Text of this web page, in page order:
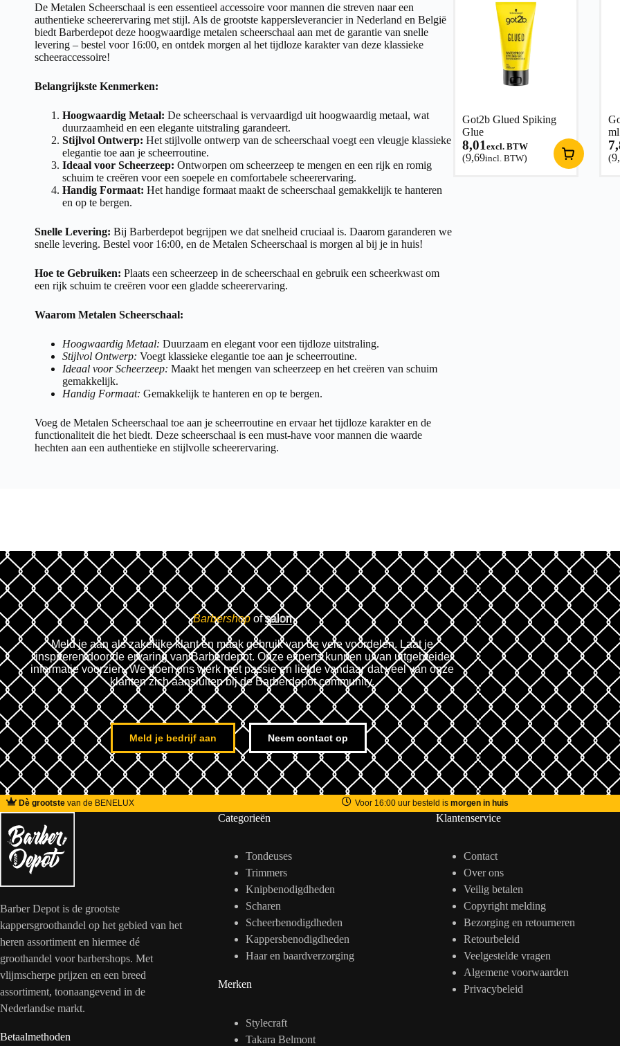
De Metalen Scheerschaal is een essentieel accessoire voor mannen die streven naar een
authentieke scheerervaring met stijl. Als de grootste kappersleverancier in Nederland en België
biedt Barberdepot deze hoogwaardige metalen scheerschaal aan met de garantie van snelle
levering – bestel voor 16:00, en ontdek morgen al het tijdloze karakter van deze klassieke
scheeraccessoire!
Belangrijkste Kenmerken:
Hoogwaardig Metaal: De scheerschaal is vervaardigd uit hoogwaardig metaal, wat
duurzaamheid en een elegante uitstraling garandeert.
Stijlvol Ontwerp: Het stijlvolle ontwerp van de scheerschaal voegt een vleugje klassieke
elegantie toe aan je scheerroutine.
Ideaal voor Scheerzeep: Ontworpen om scheerzeep te mengen en een rijk en romig
schuim te creëren voor een soepele en comfortabele scheerervaring.
Handig Formaat: Het handige formaat maakt de scheerschaal gemakkelijk te hanteren
en op te bergen.
Snelle Levering: Bij Barberdepot begrijpen we dat snelheid cruciaal is. Daarom garanderen we
snelle levering. Bestel voor 16:00, en de Metalen Scheerschaal is morgen al bij je in huis!
Hoe te Gebruiken: Plaats een scheerzeep in de scheerschaal en gebruik een scheerkwast om
een rijk schuim te creëren voor een gladde scheerervaring.
Waarom Metalen Scheerschaal:
Hoogwaardig Metaal: Duurzaam en elegant voor een tijdloze uitstraling.
Stijlvol Ontwerp: Voegt klassieke elegantie toe aan je scheerroutine.
Ideaal voor Scheerzeep: Maakt het mengen van scheerzeep en het creëren van schuim
gemakkelijk.
Handig Formaat: Gemakkelijk te hanteren en op te bergen.
Voeg de Metalen Scheerschaal toe aan je scheerroutine en ervaar het tijdloze karakter en de
functionaliteit die het biedt. Deze scheerschaal is een must-have voor mannen die waarde
hechten aan een authentieke en stijlvolle scheerervaring.
Got2b Glued Spiking
Glue
8,01 excl. BTW
(9,69incl. BTW)
ml
(
Barbershop of salon
Meld je aan als zakelijke klant en maak gebruik van de vele voordelen. Laat je
inspireren door de ervaring van Barberdepot. Onze experts kunnen u van uitgebreide
informatie voorzien. We doen ons werk met passie en liefde vandaar dat veel van onze
klanten zich aansluiten bij de Barberdepot community.
Meld je bedrijf aan Neem contact op
Dè grootste van de BENELUX Voor 16:00 uur besteld ismorgen in huis
Barber Depot is de grootste
kappersgroothandel op het gebied van het
heren assortiment en hiermee dé
groothandel voor barbershops. Met
vlijmscherpe prijzen en een breed
assortiment, toonaangevend in de
Nederlandse markt.
Betaalmethoden
Categorieën
Tondeuses
Trimmers
Knipbenodigdheden
Scharen
Scheerbenodigdheden
Kappersbenodigdheden
Haar en baardverzorging
Merken
Stylecraft
Takara Belmont
Klantenservice
Contact
Over ons
Veilig betalen
Copyright melding
Bezorging en retourneren
Retourbeleid
Veelgestelde vragen
Algemene voorwaarden
Privacybeleid